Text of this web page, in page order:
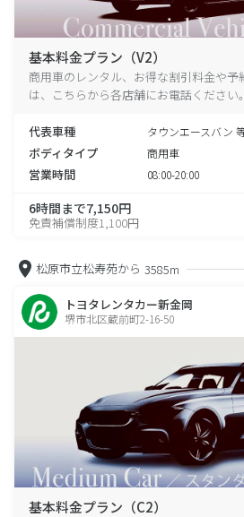
基本料金プラン（V2）
商用車のレンタル、お得な割引料金や
は、こちらから各店舗にお電話ください。
代表車種 タウンエースバン
ボディタイプ 商用車
営業時間 08:00-20:00
6時間まで7,150円
免責補償制度1,100円
松原市立松寿苑から 3585m
トヨタレンタカー新金岡
堺市北区蔵前町2-16-50
基本料金プラン（C2）